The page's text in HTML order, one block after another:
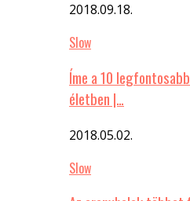
2018.09.18.
Slow
Íme a 10
életben |…
2018.05.02.
Slow